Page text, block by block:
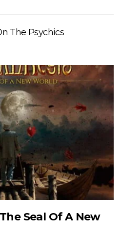
The Psychics
The Seal Of A New